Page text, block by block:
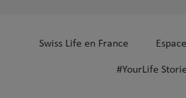
Swiss Life en France
#YourLife